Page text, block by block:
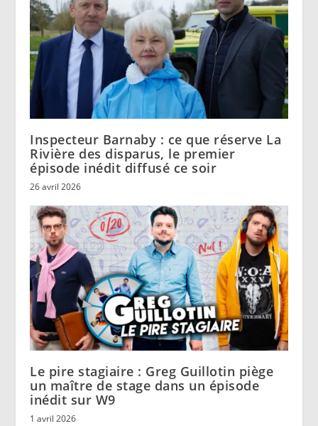
Inspecteur Barnaby : ce que réserve La
Rivière des disparus, le premier
épisode inédit diffusé ce soir
26 avril 2026
Le pire stagiaire : Greg Guillotin piège
un maître de stage dans un épisode
inédit sur W9
1 avril 2026